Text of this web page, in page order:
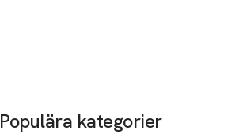
Populära kategorier